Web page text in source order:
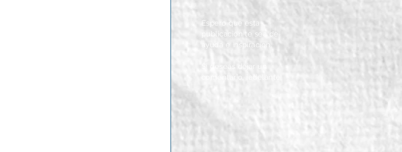
Espero que esta
publicación te sea de
ayuda e inspiración.
Si deseas dejar un
comentario, ¡adelante!